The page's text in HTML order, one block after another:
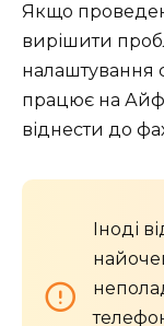
Якщо
вирішити
налаштування
працює на
віднести до
Іноді